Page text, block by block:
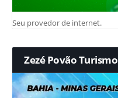
Seu provedor de internet.
Zezé Povão Turismo